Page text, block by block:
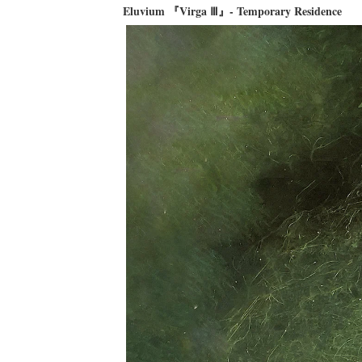
Eluvium 『Virga Ⅲ』- Temporary